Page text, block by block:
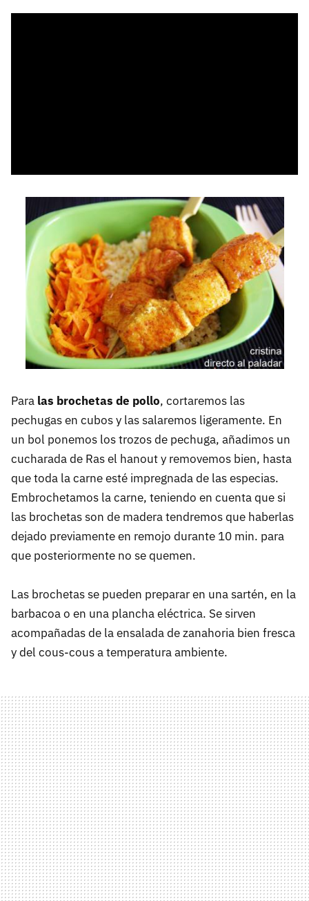
Para las brochetas de pollo, cortaremos las
pechugas en cubos y las salaremos ligeramente. En
un bol ponemos los trozos de pechuga, añadimos un
cucharada de Ras el hanout y removemos bien, hasta
que toda la carne esté impregnada de las especias.
Embrochetamos la carne, teniendo en cuenta que si
las brochetas son de madera tendremos que haberlas
dejado previamente en remojo durante 10 min. para
que posteriormente no se quemen.
Las brochetas se pueden preparar en una sartén, en la
barbacoa o en una plancha eléctrica. Se sirven
acompañadas de la ensalada de zanahoria bien fresca
y del cous-cous a temperatura ambiente.